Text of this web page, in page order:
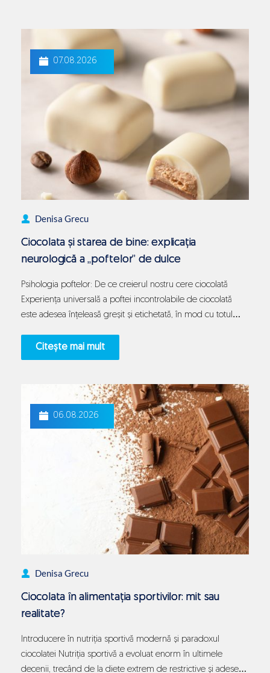
07.08.2026
Denisa Grecu
Ciocolata și starea de bine: explicația
neurologică a „poftelor” de dulce
Psihologia poftelor: De ce creierul nostru cere ciocolată
Experiența universală a poftei incontrolabile de ciocolată
este adesea înțeleasă greșit și etichetată, în mod cu totul
caracter. În realitate, dorința bruscă și intensă de a consuma
ceva dulce și onctuos reprezintă un semnal biologic
și
starea
de
bine:
explicația
neurologică
a
„poftelor”
de
dulce
Citește mai mult
06.08.2026
Denisa Grecu
Ciocolata în alimentația sportivilor: mit sau
realitate?
Introducere în nutriția sportivă modernă și paradoxul
ciocolatei Nutriția sportivă a evoluat enorm în ultimele
decenii, trecând de la diete extrem de restrictive și adesea